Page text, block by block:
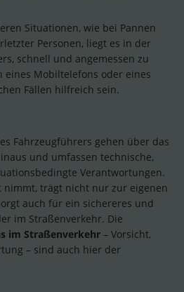
Situationen, wie bei Pannen
Personen, liegt es in der
schnell und angemessen zu
eines Mobiltelefons oder eines
Fällen hilfreich sein.
Fahrzeugführers gehen über das
und umfassen technische,
Verantwortungen.
nimmt, trägt nicht nur zur eigenen
auch für ein sichereres und
im Straßenverkehr. Die
im Straßenverkehr – Vorsicht,
– sind auch hier der